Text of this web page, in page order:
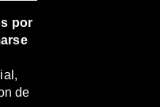
por
de